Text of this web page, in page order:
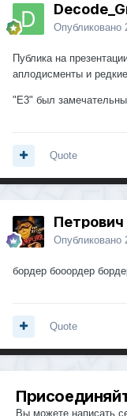
Опубликовано
Публика на
аплодисменты и
"E3" был
Quote
Петрович
Опубликовано
бордер бооордер
Quote
Вы можете написать